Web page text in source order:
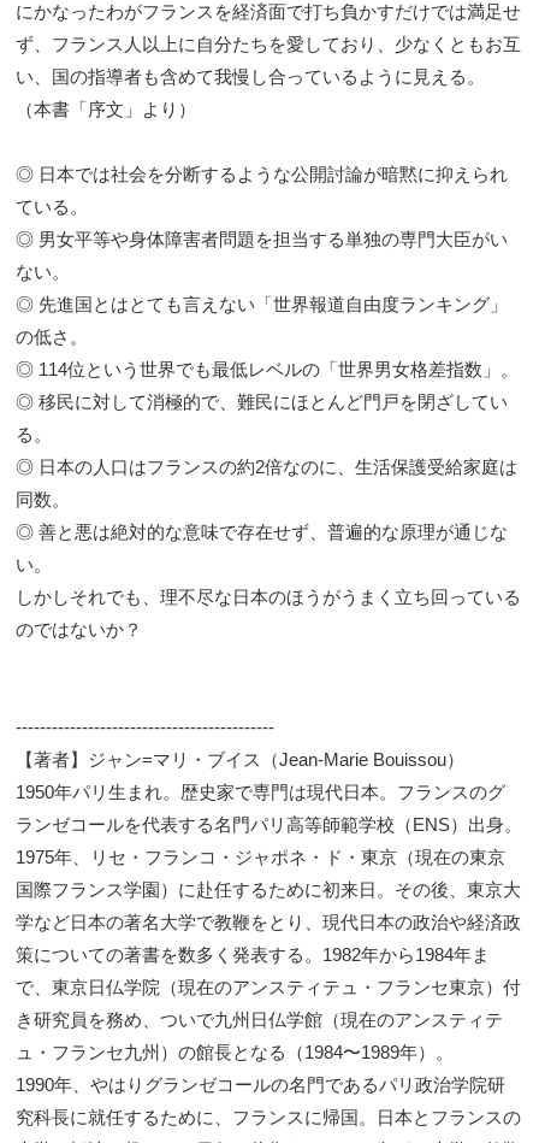
にかなったわがフランスを経済面で打ち負かすだけでは満足せ
ず、フランス人以上に自分たちを愛しており、少なくともお互
い、国の指導者も含めて我慢し合っているように見える。
（本書「序文」より）
◎ 日本では社会を分断するような公開討論が暗黙に抑えられ
ている。
◎ 男女平等や身体障害者問題を担当する単独の専門大臣がい
ない。
◎ 先進国とはとても言えない「世界報道自由度ランキング」
の低さ。
◎ 114位という世界でも最低レベルの「世界男女格差指数」。
◎ 移民に対して消極的で、難民にほとんど門戸を閉ざしてい
る。
◎ 日本の人口はフランスの約2倍なのに、生活保護受給家庭は
同数。
◎ 善と悪は絶対的な意味で存在せず、普遍的な原理が通じな
い。
しかしそれでも、理不尽な日本のほうがうまく立ち回っている
のではないか？
-------------------------------------------
【著者】ジャン=マリ・ブイス（Jean-Marie Bouissou）
1950年パリ生まれ。歴史家で専門は現代日本。フランスのグ
ランゼコールを代表する名門パリ高等師範学校（ENS）出身。
1975年、リセ・フランコ・ジャポネ・ド・東京（現在の東京
国際フランス学園）に赴任するために初来日。その後、東京大
学など日本の著名大学で教鞭をとり、現代日本の政治や経済政
策についての著書を数多く発表する。1982年から1984年ま
で、東京日仏学院（現在のアンスティテュ・フランセ東京）付
き研究員を務め、ついで九州日仏学館（現在のアンスティテ
ュ・フランセ九州）の館長となる（1984〜1989年）。
1990年、やはりグランゼコールの名門であるパリ政治学院研
究科長に就任するために、フランスに帰国。日本とフランスの